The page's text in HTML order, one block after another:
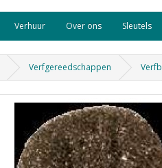
Verhuur Over ons Sleutels
Verfgereedschappen